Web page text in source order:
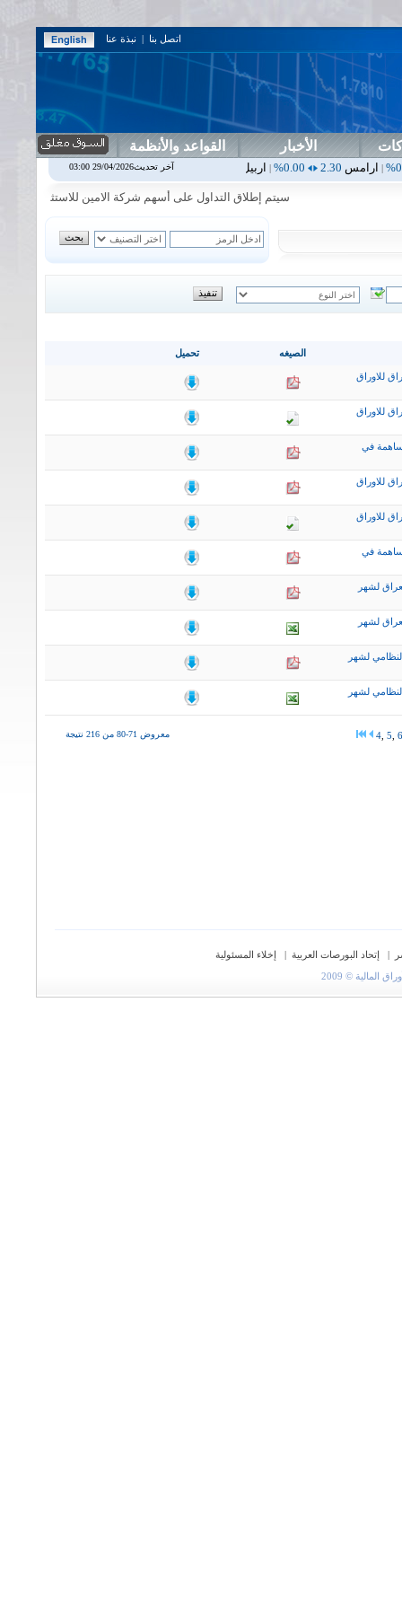
اتصل بنا | نبذة عنا
الأخبار القواعد والأنظمة
|اربيل 0.00
0.00%
|اسفنج1.87
سيتم إطلاق التداول على أسهم شركة الامين للاستثمار المالي في
تحميل الصيغه
للاوراق
للاوراق
في
للاوراق
للاوراق
في
لشهر
لشهر
لشهر
لشهر
معروض 71-80 من 216 نتيجة 4 5 6
| إتحاد البورصات العربية |
إخلاء المسئولية
© 2009